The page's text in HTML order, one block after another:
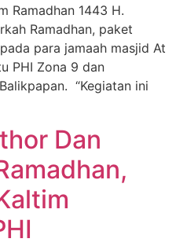
Ramadhan 1443 H.
Ramadhan, paket
para jamaah masjid At
PHI Zona 9 dan
“Kegiatan ini
Dan